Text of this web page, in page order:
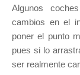
Algunos
cambios en el
poner el punto
pues si lo
ser realmente